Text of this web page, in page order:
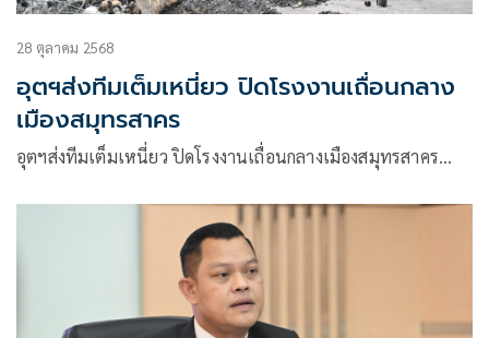
28 ตุลาคม 2568
อุตฯส่งทีมเต็มเหนี่ยว ปิดโรงงานเถื่อนกลาง
เมืองสมุทรสาคร
อุตฯส่งทีมเต็มเหนี่ยว ปิดโรงงานเถื่อนกลางเมืองสมุทรสาคร…